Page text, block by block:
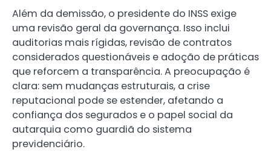
Além da demissão, o presidente do INSS exige
uma revisão geral da governança. Isso inclui
auditorias mais rígidas, revisão de contratos
considerados questionáveis e adoção de práticas
que reforcem a transparência. A preocupação é
clara: sem mudanças estruturais, a crise
reputacional pode se estender, afetando a
confiança dos segurados e o papel social da
autarquia como guardiã do sistema
previdenciário.